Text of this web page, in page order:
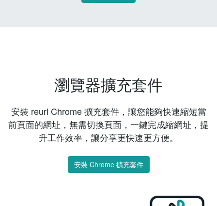
瀏覽器擴充套件
安裝 reurl Chrome 擴充套件，讓您能夠快速縮短當
前頁面的網址，無需切換頁面，一鍵完成縮網址，提
升工作效率，讓分享更快速更方便。
安裝 Chrome 擴充套件